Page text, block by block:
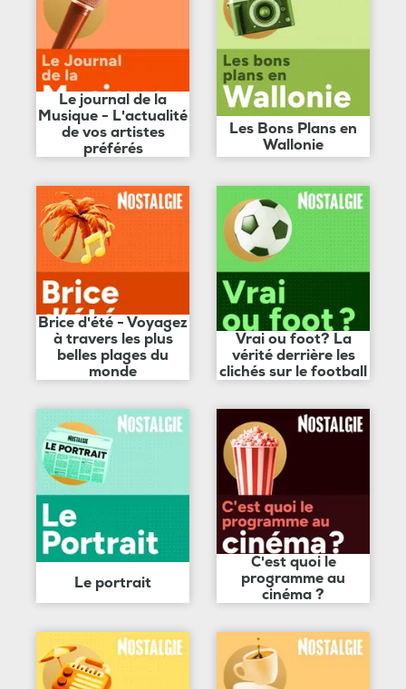
Le journal de la
Musique - L'actualité
de vos artistes
préférés
Les Bons Plans en
Wallonie
Brice d'été - Voyagez
à travers les plus
belles plages du
monde
Vrai ou foot? La
vérité derrière les
clichés sur le football
Le portrait
C'est quoi le
programme au
cinéma ?